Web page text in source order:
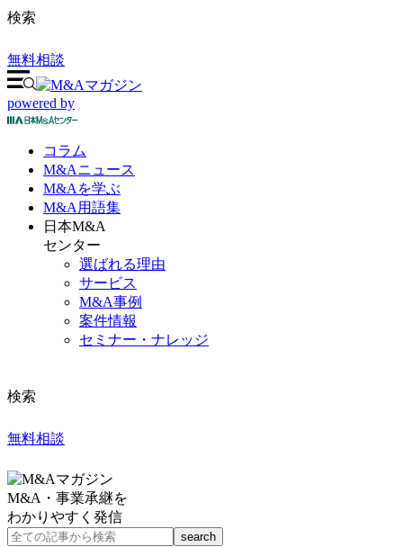
検索
無料相談
powered by
コラム
M&Aニュース
M&Aを学ぶ
M&A 用語集
日本M&A
センター
選ばれる理由
サービス
M&A事例
案件情報
セミナー・ナレッジ
検索
無料相談
M&A・事業承継を
わかりやすく発信